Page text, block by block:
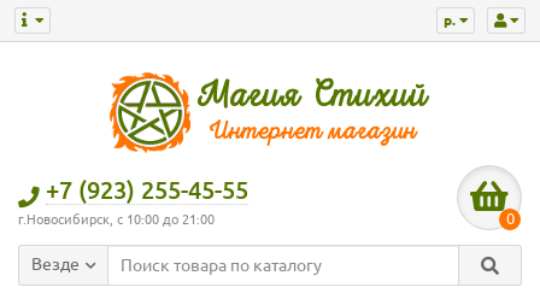
р.
+7 (923) 255-45-55
г.Новосибирск, с 10:00 до 21:00 0
Везде